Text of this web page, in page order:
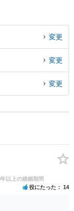
変更
変更
変更
以上の婚姻期間
役にたった 14